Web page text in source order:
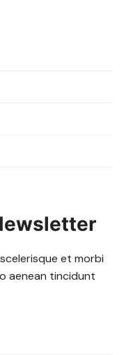
et morbi
aenean tincidunt